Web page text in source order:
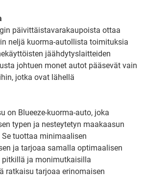
päivittäistavarakaupoista ottaa
neljä kuorma-autollista toimituksia
jäähdytyslaitteiden
johtuen monet autot pääsevät vain
jotka ovat lähellä
on Blueeze-kuorma-auto, joka
typen ja nesteytetyn maakaasun
tuottaa minimaalisen
ja tarjoaa samalla optimaalisen
pitkillä ja monimutkaisilla
ratkaisu tarjoaa erinomaisen